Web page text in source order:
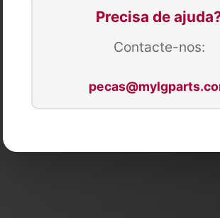
Precisa de
Contacte-nos: